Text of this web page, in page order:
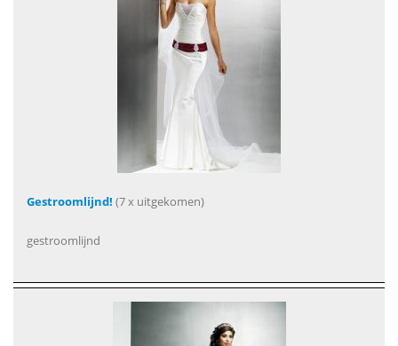
Gestroomlijnd! (7 x uitgekomen)
gestroomlijnd